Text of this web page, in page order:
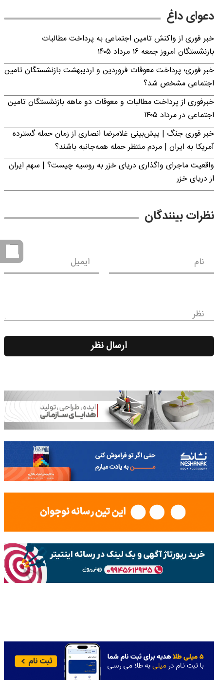
دعوای داغ
خبر فوری از واکنش تامین اجتماعی به پرداخت مطالبات
بازنشستگان امروز جمعه ۱۶ مرداد ۱۴۰۵
خبر فوری؛ پرداخت معوقات فروردین و اردیبهشت بازنشستگان تامین
اجتماعی مشخص شد؟
خبرفوری از پرداخت مطالبات و معوقات دو ماهه بازنشستگان تامین
اجتماعی در مرداد ۱۴۰۵
خبر فوری جنگ | پیش‌بینی غلامرضا انصاری از زمان حمله گسترده
آمریکا به ایران | مردم منتظر حمله همه‌جانبه باشند؟
واقعیت ماجرای واگذاری دریای خزر به روسیه چیست؟ | سهم ایران
از دریای خزر
نظرات بینندگان
نام ایمیل
نظر
ارسال نظر